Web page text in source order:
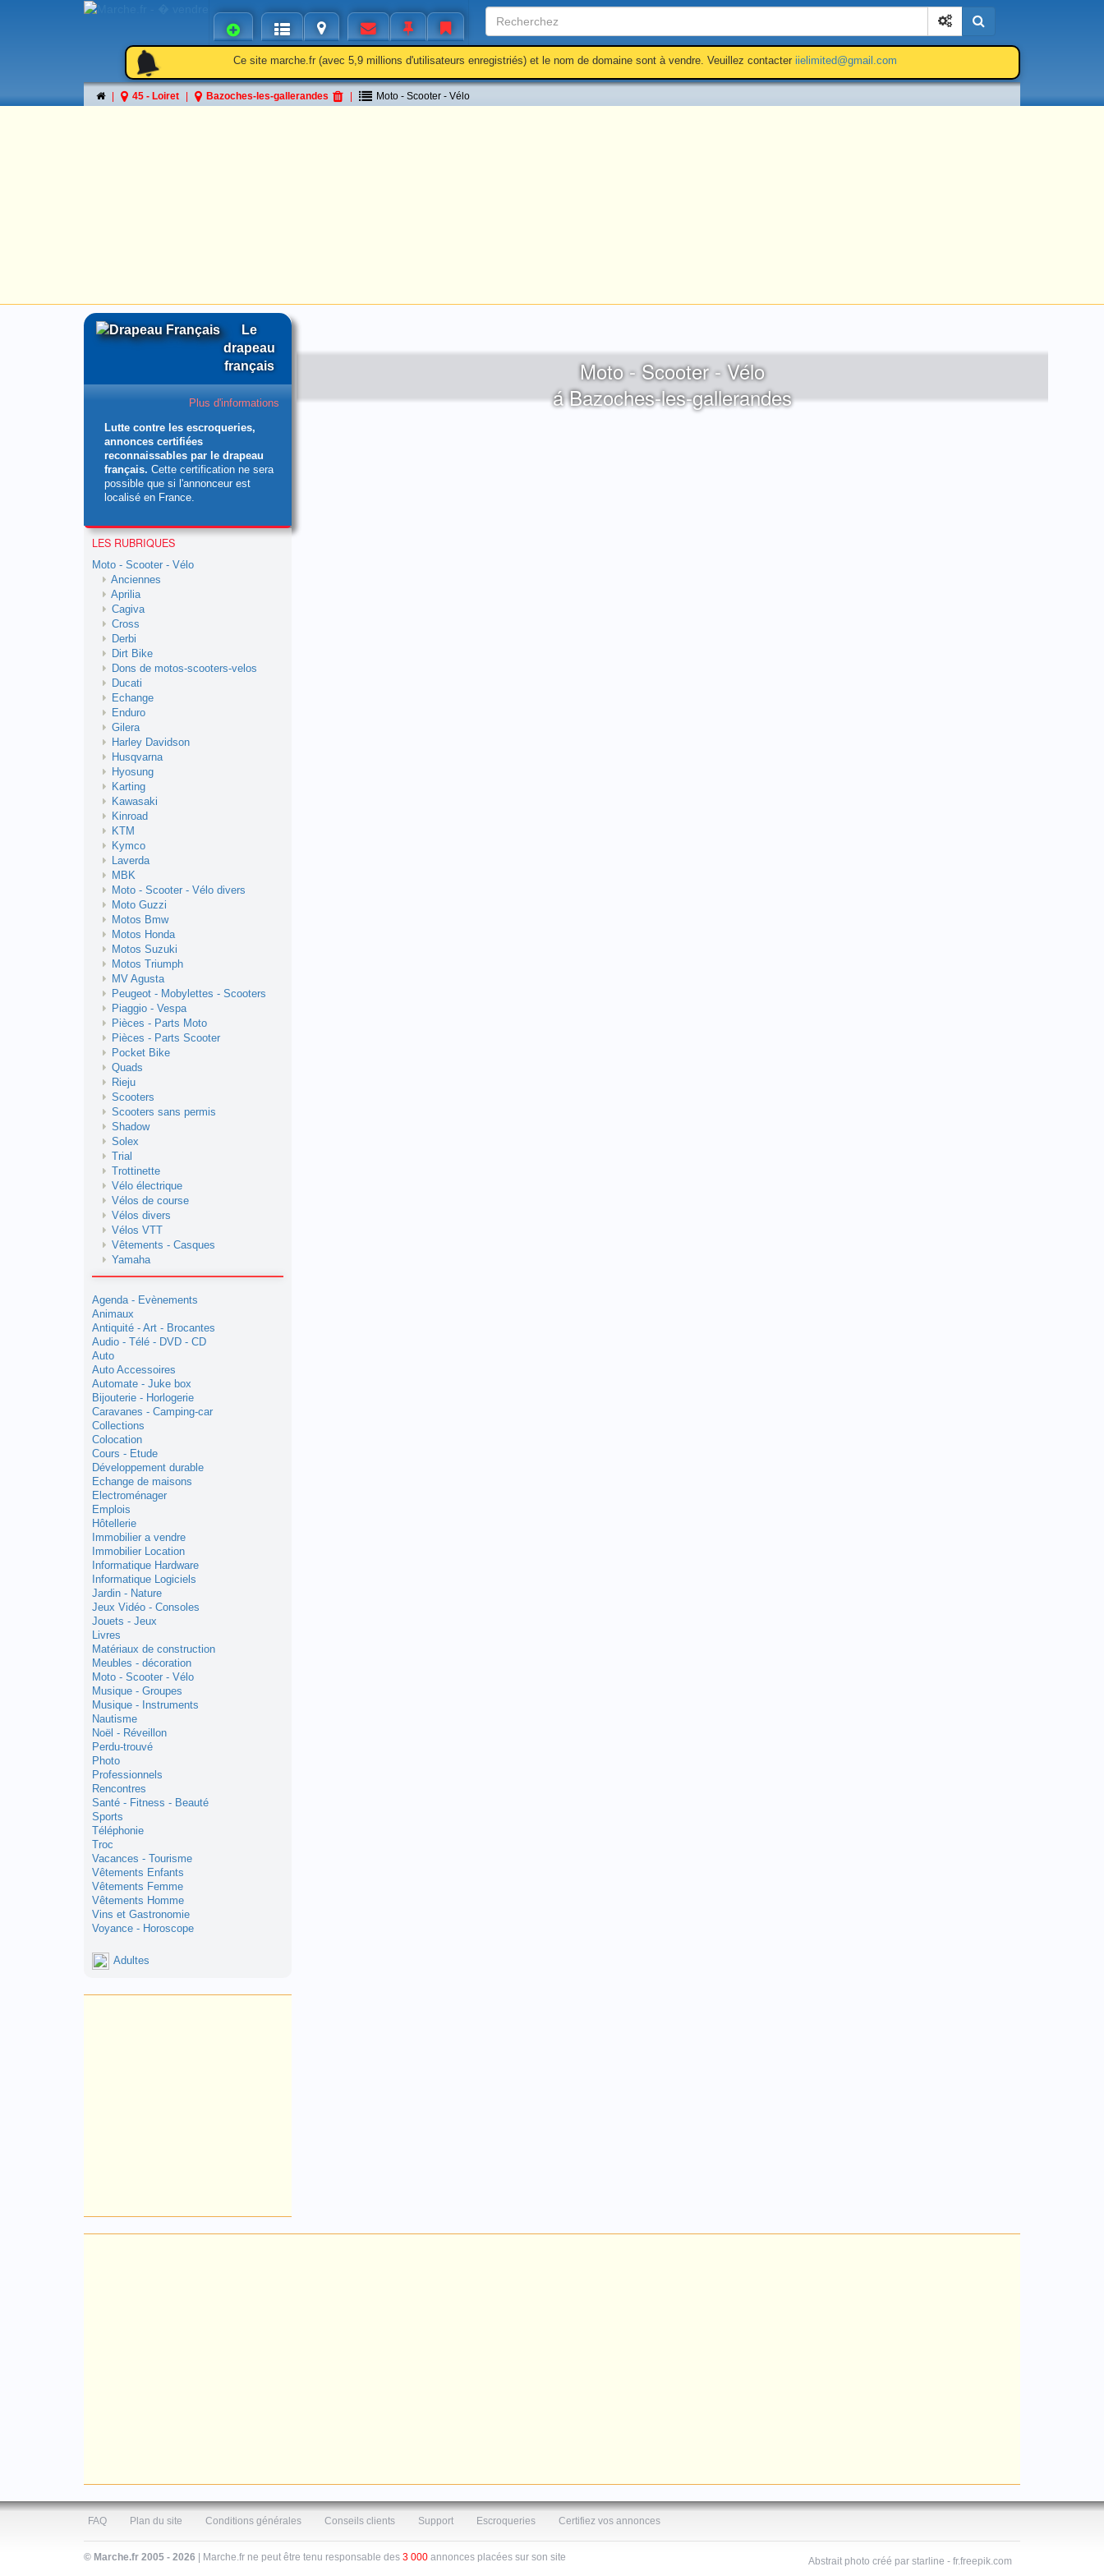
Cherchez
notifications
notifications Ce site marche.fr (avec 5,9 millions d'utilisateurs enregistriés) et le nom de domaine sont à vendre. Veuillez contacter iielimited@gmail.com
45 - Loiret Bazoches-les-gallerandes Moto - Scooter - Vélo
Moto - Scooter - Vélo
á Bazoches-les-gallerandes
Le
drapeau
français
Plus d'informations
Lutte contre les escroqueries,
annonces certifiées
reconnaissables par le drapeau
français. Cette certification ne sera
possible que si l'annonceur est
localisé en France.
LES RUBRIQUES
Moto - Scooter - Vélo
Anciennes
Aprilia
Cagiva
Cross
Derbi
Dirt Bike
Dons de motos-scooters-velos
Ducati
Echange
Enduro
Gilera
Harley Davidson
Husqvarna
Hyosung
Karting
Kawasaki
Kinroad
KTM
Kymco
Laverda
MBK
Moto - Scooter - Vélo divers
Moto Guzzi
Motos Bmw
Motos Honda
Motos Suzuki
Motos Triumph
MV Agusta
Peugeot - Mobylettes - Scooters
Piaggio - Vespa
Pièces - Parts Moto
Pièces - Parts Scooter
Pocket Bike
Quads
Rieju
Scooters
Scooters sans permis
Shadow
Solex
Trial
Trottinette
Vélo électrique
Vélos de course
Vélos divers
Vélos VTT
Vêtements - Casques
Yamaha
Agenda - Evènements
Animaux
Antiquité - Art - Brocantes
Audio - Télé - DVD - CD
Auto
Auto Accessoires
Automate - Juke box
Bijouterie - Horlogerie
Caravanes - Camping-car
Collections
Colocation
Cours - Etude
Développement durable
Echange de maisons
Electroménager
Emplois
Hôtellerie
Immobilier a vendre
Immobilier Location
Informatique Hardware
Informatique Logiciels
Jardin - Nature
Jeux Vidéo - Consoles
Jouets - Jeux
Livres
Matériaux de construction
Meubles - décoration
Moto - Scooter - Vélo
Musique - Groupes
Musique - Instruments
Nautisme
Noël - Réveillon
Perdu-trouvé
Photo
Professionnels
Rencontres
Santé - Fitness - Beauté
Sports
Téléphonie
Troc
Vacances - Tourisme
Vêtements Enfants
Vêtements Femme
Vêtements Homme
Vins et Gastronomie
Voyance - Horoscope
Adultes
FAQ Plan du site Conditions générales Conseils clients Support Escroqueries Certifiez vos annonces
© Marche.fr 2005 - 2026 | Marche.fr ne peut être tenu responsable des 3 000 annonces placées sur son site Abstrait photo créé par starline - fr.freepik.com